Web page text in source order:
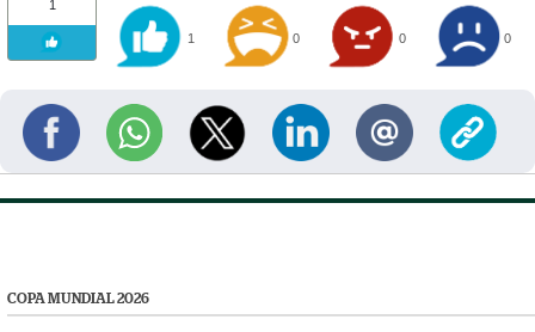
1
1 0 0 0
COPA MUNDIAL 2026